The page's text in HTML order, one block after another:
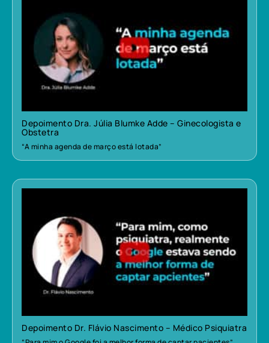
Depoimento Dra. Júlia Blumke Adde – Ginecologista e
Obstetra
“A minha agenda de março está lotada”
Depoimento Dr. Flávio Nascimento – Médico Psiquiatra